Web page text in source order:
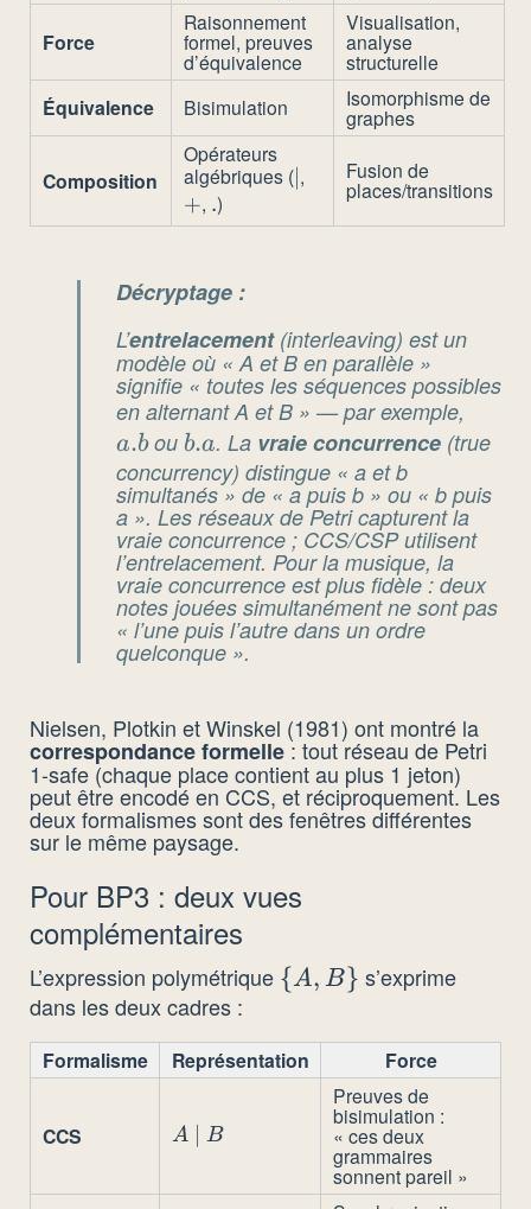
Force
Raisonnement
formel, preuves
d’équivalence
Visualisation,
analyse
structurelle
Équivalence Bisimulation Isomorphisme de
graphes
Composition
Opérateurs
algébriques (\mid
∣ ,
+, ..)
Fusion de
places/transitions
Décryptage :
L’entrelacement(interleaving) est un
modèle où « A et B en parallèle »
signifie « toutes les séquences possibles
en alternant A et B » — par exemple,
a.bou b.a
b.a. La vraie concurrence (true
concurrency) distingue « a et b
simultanés » de « a puis b » ou « b puis
a ». Les réseaux de Petri capturent la
vraie concurrence ; CCS/CSP utilisent
l’entrelacement. Pour la musique, la
vraie concurrence est plus fidèle : deux
notes jouées simultanément ne sont pas
« l’une puis l’autre dans un ordre
quelconque ».
Nielsen, Plotkin et Winskel (1981) ont montré la
correspondance formelle: tout réseau de Petri
1-safe (chaque place contient au plus 1 jeton)
peut être encodé en CCS, et réciproquement. Les
deux formalismes sont des fenêtres différentes
sur le même paysage.
Pour BP3 : deux vues
complémentaires
L’expression polymétrique \
B\}
{A, B} s’exprime
dans les deux cadres :
Formalisme Représentation Force
CCS
A
B
A ∣ B
Preuves de
bisimulation :
« ces deux
grammaires
sonnent pareil »